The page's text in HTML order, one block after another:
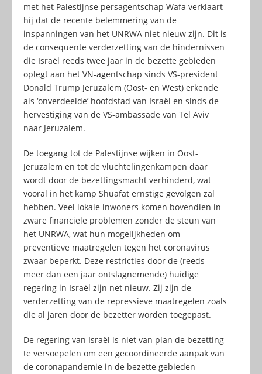
met het Palestijnse persagentschap Wafa verklaart
hij dat de recente belemmering van de
inspanningen van het UNRWA niet nieuw zijn. Dit is
de consequente verderzetting van de hindernissen
die Israël reeds twee jaar in de bezette gebieden
oplegt aan het VN-agentschap sinds VS-president
Donald Trump Jeruzalem (Oost- en West) erkende
als ‘onverdeelde’ hoofdstad van Israël en sinds de
hervestiging van de VS-ambassade van Tel Aviv
naar Jeruzalem.
De toegang tot de Palestijnse wijken in Oost-
Jeruzalem en tot de vluchtelingenkampen daar
wordt door de bezettingsmacht verhinderd, wat
vooral in het kamp Shuafat ernstige gevolgen zal
hebben. Veel lokale inwoners komen bovendien in
zware financiële problemen zonder de steun van
het UNRWA, wat hun mogelijkheden om
preventieve maatregelen tegen het coronavirus
zwaar beperkt. Deze restricties door de (reeds
meer dan een jaar ontslagnemende) huidige
regering in Israël zijn net nieuw. Zij zijn de
verderzetting van de repressieve maatregelen zoals
die al jaren door de bezetter worden toegepast.
De regering van Israël is niet van plan de bezetting
te versoepelen om een gecoördineerde aanpak van
de coronapandemie in de bezette gebieden